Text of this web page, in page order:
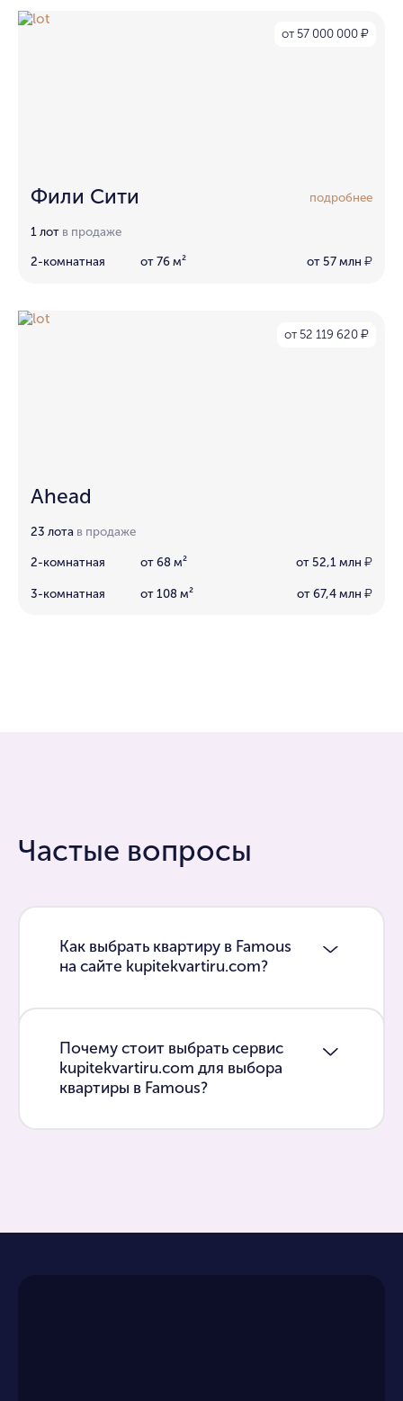
от 57 000 000 ₽
Фили Сити подробнее
1 лот в продаже
2-комнатная от 76 м² от 57 млн ₽
от 52 119 620 ₽
Ahead
23 лота в продаже
2-комнатная от 68 м² от 52,1 млн ₽
3-комнатная от 108 м² от 67,4 млн ₽
Частые вопросы
Как выбрать квартиру в Famous
на сайте kupitekvartiru.com?
Почему стоит выбрать сервис
kupitekvartiru.com для выбора
квартиры в Famous?